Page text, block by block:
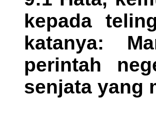
kepada
katanya:
perintah
senjata yang